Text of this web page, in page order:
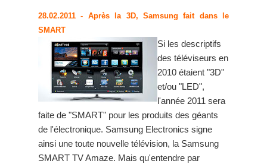
28.02.2011 - Après la 3D, Samsung fait dans le
SMART
Si les descriptifs
des téléviseurs en
2010 étaient "3D"
et/ou "LED",
l'année 2011 sera
faite de "SMART" pour les produits des géants
de l'électronique. Samsung Electronics signe
ainsi une toute nouvelle télévision, la Samsung
SMART TV Amaze. Mais qu'entendre par